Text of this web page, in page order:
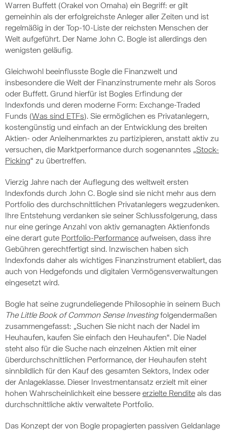
Warren Buffett (Orakel von Omaha) ein Begriff: er gilt
gemeinhin als der erfolgreichste Anleger aller Zeiten und ist
regelmäßig in der Top-10-Liste der reichsten Menschen der
Welt aufgeführt. Der Name John C. Bogle ist allerdings den
wenigsten geläufig.
Gleichwohl beeinflusste Bogle die Finanzwelt und
insbesondere die Welt der Finanzinstrumente mehr als Soros
oder Buffett. Grund hierfür ist Bogles Erfindung der
Indexfonds und deren moderne Form: Exchange-Traded
Funds (Was sind ETFs). Sie ermöglichen es Privatanlegern,
kostengünstig und einfach an der Entwicklung des breiten
Aktien- oder Anleihenmarktes zu partizipieren, anstatt aktiv zu
versuchen, die Marktperformance durch sogenanntes „Stock-
Picking“ zu übertreffen.
Vierzig Jahre nach der Auflegung des weltweit ersten
Indexfonds durch John C. Bogle sind sie nicht mehr aus dem
Portfolio des durchschnittlichen Privatanlegers wegzudenken.
Ihre Entstehung verdanken sie seiner Schlussfolgerung, dass
nur eine geringe Anzahl von aktiv gemanagten Aktienfonds
eine derart gute Portfolio-Performance aufweisen, dass ihre
Gebühren gerechtfertigt sind. Inzwischen haben sich
Indexfonds daher als wichtiges Finanzinstrument etabliert, das
auch von Hedgefonds und digitalen Vermögensverwaltungen
eingesetzt wird.
Bogle hat seine zugrundeliegende Philosophie in seinem Buch
The Little Book of Common Sense Investingfolgendermaßen
zusammengefasst: „Suchen Sie nicht nach der Nadel im
Heuhaufen, kaufen Sie einfach den Heuhaufen“. Die Nadel
steht also für die Suche nach einzelnen Aktien mit einer
überdurchschnittlichen Performance, der Heuhaufen steht
sinnbildlich für den Kauf des gesamten Sektors, Index oder
der Anlageklasse. Dieser Investmentansatz erzielt mit einer
hohen Wahrscheinlichkeit eine bessere erzielte Rendite als das
durchschnittliche aktiv verwaltete Portfolio.
Das Konzept der von Bogle propagierten passiven Geldanlage